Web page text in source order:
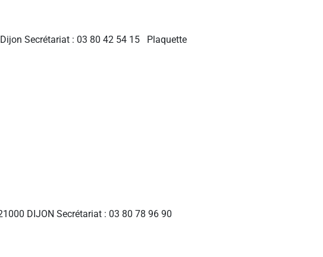
Secrétariat : 03 80 42 54 15 Plaquette
DIJON Secrétariat : 03 80 78 96 90